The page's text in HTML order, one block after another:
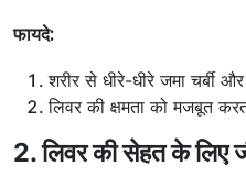
फायदे:
शरीर से धीरे-धीरे जमा चर्बी
लिवर की क्षमता को मजबूत
2. लिवर की सेहत के लिए